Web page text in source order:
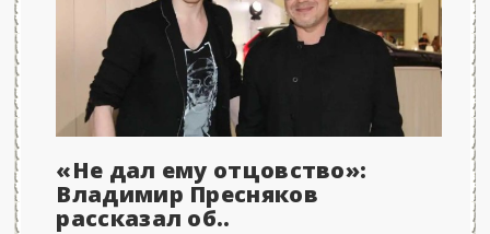
«Не дал ему отцовство»:
Владимир Пресняков
рассказал об..